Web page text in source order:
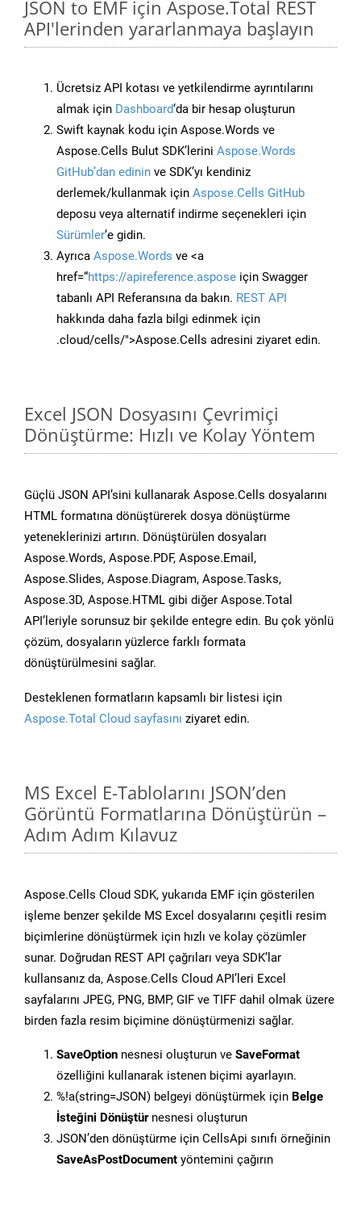
JSON to EMF için Aspose.Total REST
API'lerinden yararlanmaya başlayın
Ücretsiz API kotası ve yetkilendirme ayrıntılarını
almak için Dashboard‘da bir hesap oluşturun
Swift kaynak kodu için Aspose.Words ve
Aspose.Cells Bulut SDK’lerini Aspose.Words
GitHub’dan edinin ve SDK’yı kendiniz
derlemek/kullanmak için Aspose.Cells GitHub
deposu veya alternatif indirme seçenekleri için
Sürümler‘e gidin.
Ayrıca Aspose.Words ve <a
href=“https://apireference.aspose için Swagger
tabanlı API Referansına da bakın. REST API
hakkında daha fazla bilgi edinmek için
.cloud/cells/">Aspose.Cells adresini ziyaret edin.
Excel JSON Dosyasını Çevrimiçi
Dönüştürme: Hızlı ve Kolay Yöntem
Güçlü JSON API’sini kullanarak Aspose.Cells dosyalarını
HTML formatına dönüştürerek dosya dönüştürme
yeteneklerinizi artırın. Dönüştürülen dosyaları
Aspose.Words, Aspose.PDF, Aspose.Email,
Aspose.Slides, Aspose.Diagram, Aspose.Tasks,
Aspose.3D, Aspose.HTML gibi diğer Aspose.Total
API’leriyle sorunsuz bir şekilde entegre edin. Bu çok yönlü
çözüm, dosyaların yüzlerce farklı formata
dönüştürülmesini sağlar.
Desteklenen formatların kapsamlı bir listesi için
Aspose.Total Cloud sayfasını ziyaret edin.
MS Excel E-Tablolarını JSON’den
Görüntü Formatlarına Dönüştürün –
Adım Adım Kılavuz
Aspose.Cells Cloud SDK, yukarıda EMF için gösterilen
işleme benzer şekilde MS Excel dosyalarını çeşitli resim
biçimlerine dönüştürmek için hızlı ve kolay çözümler
sunar. Doğrudan REST API çağrıları veya SDK’lar
kullansanız da, Aspose.Cells Cloud API’leri Excel
sayfalarını JPEG, PNG, BMP, GIF ve TIFF dahil olmak üzere
birden fazla resim biçimine dönüştürmenizi sağlar.
SaveOption nesnesi oluşturun ve SaveFormat
özelliğini kullanarak istenen biçimi ayarlayın.
%!a(string=JSON) belgeyi dönüştürmek için Belge
İsteğini Dönüştürnesnesi oluşturun
JSON’den dönüştürme için CellsApi sınıfı örneğinin
SaveAsPostDocument yöntemini çağırın